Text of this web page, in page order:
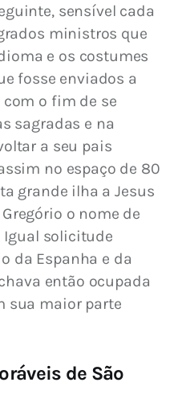
sensível cada
ministros que
e os costumes
fosse enviados a
com o fim de se
sagradas e na
a seu pais
no espaço de 80
grande ilha a Jesus
o nome de
Igual solicitude
da Espanha e da
então ocupada
sua maior parte
de São